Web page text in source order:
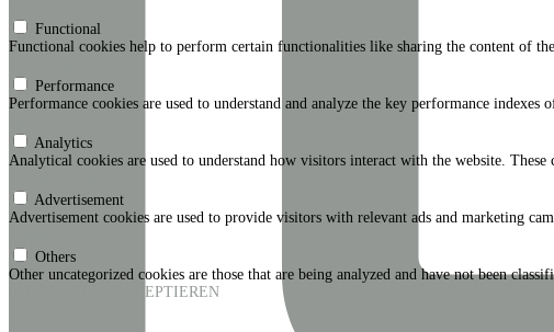
Functional
Functional cookies help to perform certain functionalities like sharing the content of
Performance
Performance cookies are used to understand and analyze the key performance
Analytics
Analytical cookies are used to understand how visitors interact with the website.
Advertisement
Advertisement cookies are used to provide visitors with relevant ads and marketing
Others
Other uncategorized cookies are those that are being analyzed and have not been
SPEICHERN & AKZEPTIEREN